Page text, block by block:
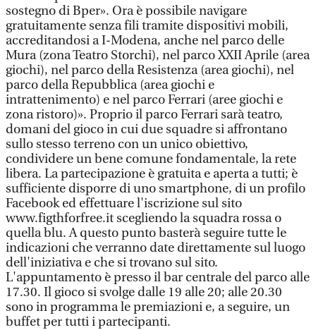
sostegno di Bper». Ora è possibile navigare
gratuitamente senza fili tramite dispositivi mobili,
accreditandosi a I-Modena, anche nel parco delle
Mura (zona Teatro Storchi), nel parco XXII Aprile (area
giochi), nel parco della Resistenza (area giochi), nel
parco della Repubblica (area giochi e
intrattenimento) e nel parco Ferrari (aree giochi e
zona ristoro)». Proprio il parco Ferrari sarà teatro,
domani del gioco in cui due squadre si affrontano
sullo stesso terreno con un unico obiettivo,
condividere un bene comune fondamentale, la rete
libera. La partecipazione è gratuita e aperta a tutti; è
sufficiente disporre di uno smartphone, di un profilo
Facebook ed effettuare l'iscrizione sul sito
www.figthforfree.it scegliendo la squadra rossa o
quella blu. A questo punto basterà seguire tutte le
indicazioni che verranno date direttamente sul luogo
dell'iniziativa e che si trovano sul sito.
L'appuntamento è presso il bar centrale del parco alle
17.30. Il gioco si svolge dalle 19 alle 20; alle 20.30
sono in programma le premiazioni e, a seguire, un
buffet per tutti i partecipanti.